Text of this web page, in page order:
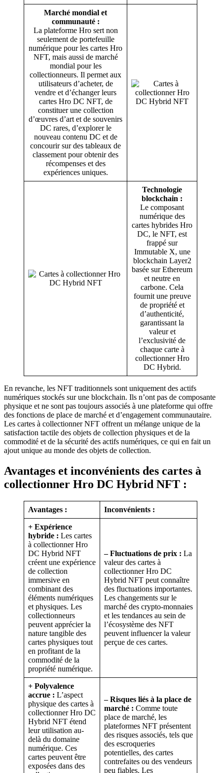
Marché mondial et
communauté :
La plateforme Hro sert non
seulement de portefeuille
numérique pour les cartes Hro
NFT, mais aussi de marché
mondial pour les
collectionneurs. Il permet aux
utilisateurs d’acheter, de
vendre et d’échanger leurs
cartes Hro DC NFT, de
constituer une collection
d’œuvres d’art et de souvenirs
DC rares, d’explorer le
nouveau contenu DC et de
concourir sur des tableaux de
classement pour obtenir des
récompenses et des
expériences uniques.
Technologie
blockchain :
Le composant
numérique des
cartes hybrides Hro
DC, le NFT, est
frappé sur
Immutable X, une
blockchain Layer2
basée sur Ethereum
et neutre en
carbone. Cela
fournit une preuve
de propriété et
d’authenticité,
garantissant la
valeur et
l’exclusivité de
chaque carte à
collectionner Hro
DC Hybrid.
En revanche, les NFT traditionnels sont uniquement des actifs
numériques stockés sur une blockchain. Ils n’ont pas de composante
physique et ne sont pas toujours associés à une plateforme qui offre
des fonctions de place de marché et d’engagement communautaire.
Les cartes à collectionner NFT offrent un mélange unique de la
satisfaction tactile des objets de collection physiques et de la
commodité et de la sécurité des actifs numériques, ce qui en fait un
ajout unique au monde des objets de collection.
Avantages et inconvénients des cartes à
collectionner Hro DC Hybrid NFT :
Avantages : Inconvénients :
+ Expérience
hybride : Les cartes
à collectionner Hro
DC Hybrid NFT
créent une expérience
de collection
immersive en
combinant des
éléments numériques
et physiques. Les
collectionneurs
peuvent apprécier la
nature tangible des
cartes physiques tout
en profitant de la
commodité de la
propriété numérique.
– Fluctuations de prix : La
valeur des cartes à
collectionner Hro DC
Hybrid NFT peut connaître
des fluctuations importantes.
Les changements sur le
marché des crypto-monnaies
et les tendances au sein de
l’écosystème des NFT
peuvent influencer la valeur
perçue de ces cartes.
+ Polyvalence
accrue : L’aspect
physique des cartes à
collectionner Hro DC
Hybrid NFT étend
leur utilisation au-
delà du domaine
numérique. Ces
cartes peuvent être
exposées dans des
– Risques liés à la place de
marché : Comme toute
place de marché, les
plateformes NFT présentent
des risques associés, tels que
des escroqueries
potentielles, des cartes
contrefaites ou des vendeurs
peu fiables. Les